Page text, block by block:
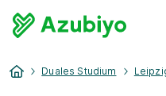
Duales Studium